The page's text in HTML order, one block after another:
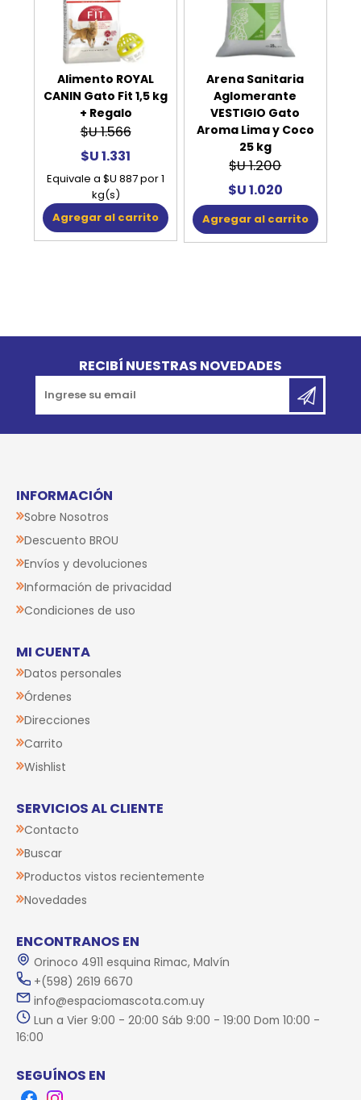
Alimento ROYAL
CANIN Gato Fit 1,5 kg
+ Regalo
$U 1.566
$U 1.331
Equivale a $U 887 por 1
kg(s)
Agregar al carrito
Arena Sanitaria
Aglomerante
VESTIGIO Gato
Aroma Lima y Coco
25 kg
$U 1.200
$U 1.020
Agregar al carrito
RECIBÍ NUESTRAS NOVEDADES
INFORMACIÓN
Sobre Nosotros
Descuento BROU
Envíos y devoluciones
Información de privacidad
Condiciones de uso
MI CUENTA
Datos personales
Órdenes
Direcciones
Carrito
Wishlist
SERVICIOS AL CLIENTE
Contacto
Buscar
Productos vistos recientemente
Novedades
ENCONTRANOS EN
Orinoco 4911 esquina Rimac, Malvín
+(598) 2619 6670
info@espaciomascota.com.uy
Lun a Vier 9:00 - 20:00 Sáb 9:00 - 19:00 Dom 10:00 -
16:00
SEGUÍNOS EN